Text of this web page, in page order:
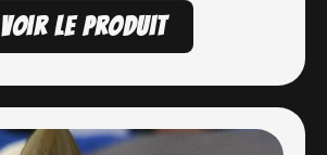
Voir le produit